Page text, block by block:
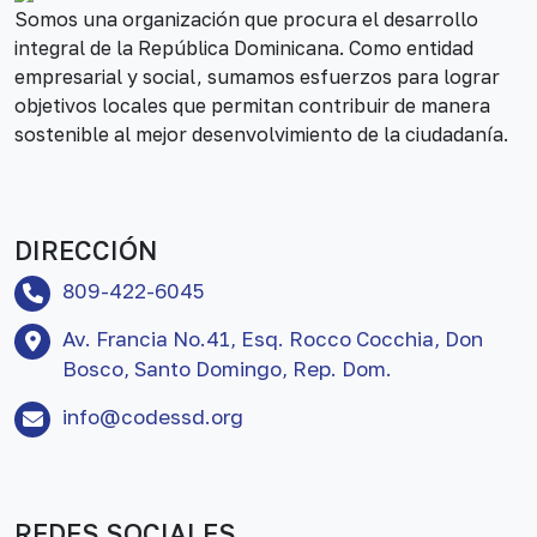
Somos una organización que procura el desarrollo
integral de la República Dominicana. Como entidad
empresarial y social, sumamos esfuerzos para lograr
objetivos locales que permitan contribuir de manera
sostenible al mejor desenvolvimiento de la ciudadanía.
DIRECCIÓN
809-422-6045
Av. Francia No.41, Esq. Rocco Cocchia, Don
Bosco, Santo Domingo, Rep. Dom.
info@codessd.org